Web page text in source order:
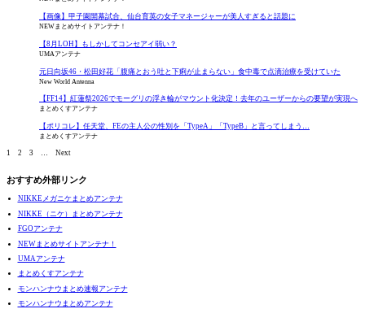
【画像】甲子園開幕試合、仙台育英の女子マネージャーが美人すぎると話題に
NEWまとめサイトアンテナ！
【8月LOH】もしかしてコンセアイ弱い？
UMAアンテナ
元日向坂46・松田好花「腹痛とおう吐と下痢が止まらない」食中毒で点滴治療を受けていた
New World Antenna
【FF14】紅蓮祭2026でモーグリの浮き輪がマウント化決定！去年のユーザーからの要望が実現へ
まとめくすアンテナ
【ポリコレ】任天堂、FEの主人公の性別を「TypeA」「TypeB」と言ってしまう…
まとめくすアンテナ
1 2 3 … Next
おすすめ外部リンク
NIKKEメガニケまとめアンテナ
NIKKE（ニケ）まとめアンテナ
FGOアンテナ
NEWまとめサイトアンテナ！
UMAアンテナ
まとめくすアンテナ
モンハンナウまとめ速報アンテナ
モンハンナウまとめアンテナ